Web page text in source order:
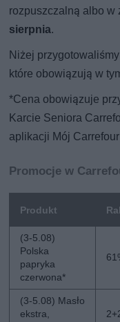
rozpuszczalną albo w
sierpnia.
Niżej
które obowiązują w
*Cena obowiązuje
Karcie Seniora
aplikacji Mój Carrefour
Promocje w
Produkt
(3-5.08)
Polska
papryka
czerwona*
(3-5.08) Masło
ekstra,